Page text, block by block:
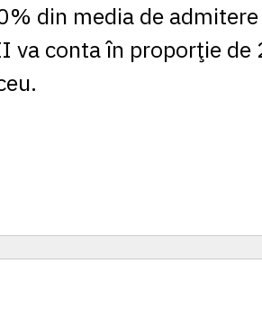
din media de
va conta în proporţie de